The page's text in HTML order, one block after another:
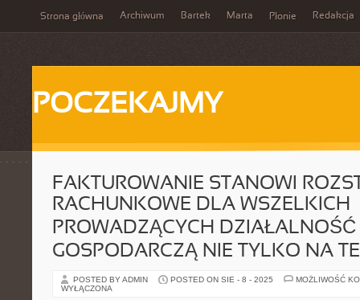
Strona główna Archiwum Bartek Marta Płonie Redakcja
POCZEKAJMY
FAKTUROWANIE STANOWI
RACHUNKOWE DLA WSZELKICH
PROWADZĄCYCH DZIAŁALNOŚĆ
GOSPODARCZĄ NIE TYLKO NA
POSTED BY ADMIN POSTED ON SIE - 8 - 2025
MOŻLIWOŚĆ
WYŁĄCZONA